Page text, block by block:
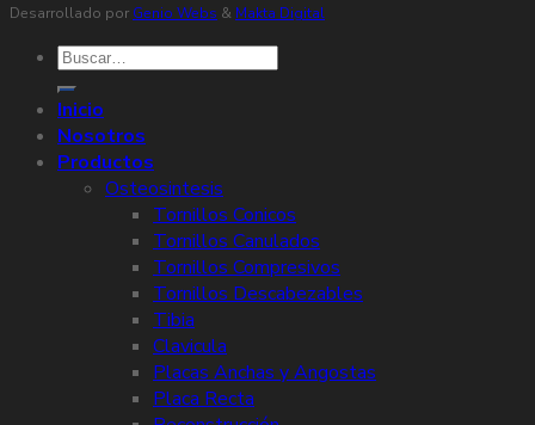
Desarrollado por Genio Webs & Makta Digital
Buscar
por:
Inicio
Nosotros
Productos
Osteosintesis
Tornillos Conicos
Tornillos Canulados
Tornillos Compresivos
Tornillos Descabezables
Tibia
Clavicula
Placas Anchas y Angostas
Placa Recta